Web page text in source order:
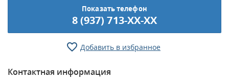
Показать телефон
8 (937) 713-XX-XX
Добавить в избранное
Контактная информация